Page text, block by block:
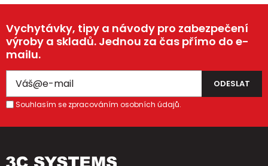
Vychytávky, tipy a návody pro zabezpečení
výroby a skladů. Jednou za čas přímo do e-
mailu.
Souhlasím se zpracováním osobních údajů.